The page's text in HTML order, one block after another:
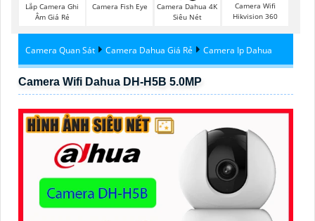
Lắp Camera Ghi
Âm Giá Rẻ
Camera Fish Eye
Camera Dahua 4K
Siêu Nét
Camera Wifi
Hikvision 360
Camera Quan Sát Camera Dahua Giá Rẻ Camera Ip Dahua
Camera Wifi Dahua DH-H5B 5.0MP